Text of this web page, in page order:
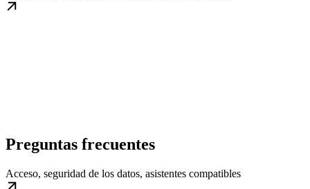
Preguntas frecuentes
Acceso, seguridad de los datos, asistentes compatibles